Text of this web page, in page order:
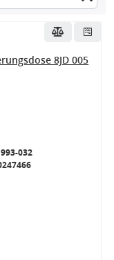
8JD 005
032